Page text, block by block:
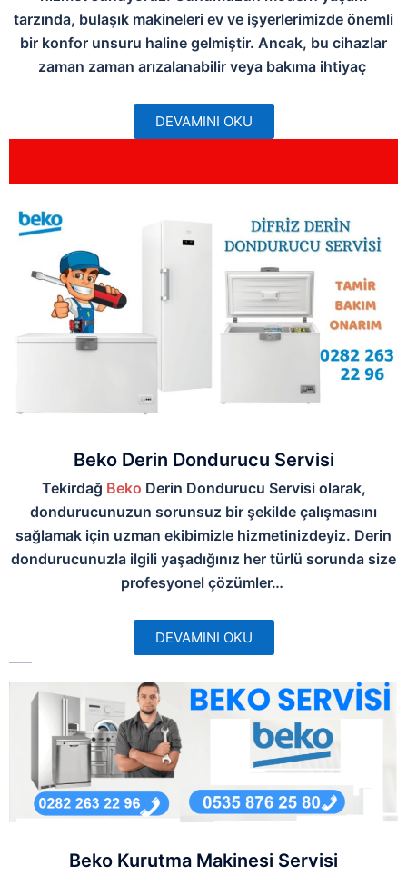
tarzında, bulaşık makineleri ev ve işyerlerimizde önemli
bir konfor unsuru haline gelmiştir. Ancak, bu cihazlar
zaman zaman arızalanabilir veya bakıma ihtiyaç
DEVAMINI OKU
Beko Derin Dondurucu Servisi
Tekirdağ Beko Derin Dondurucu Servisi olarak,
dondurucunuzun sorunsuz bir şekilde çalışmasını
sağlamak için uzman ekibimizle hizmetinizdeyiz. Derin
dondurucunuzla ilgili yaşadığınız her türlü sorunda size
profesyonel çözümler…
DEVAMINI OKU
Beko Kurutma Makinesi Servisi